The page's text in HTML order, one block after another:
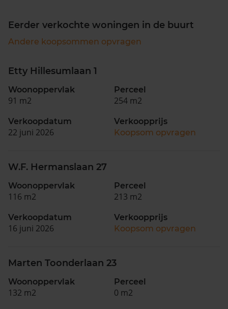
Eerder verkochte woningen in de buurt
Andere koopsommen opvragen
Etty Hillesumlaan 1
Woonoppervlak
91 m2
Perceel
254 m2
Verkoopdatum
22 juni 2026
Verkoopprijs
Koopsom opvragen
W.F. Hermanslaan 27
Woonoppervlak
116 m2
Perceel
213 m2
Verkoopdatum
16 juni 2026
Verkoopprijs
Koopsom opvragen
Marten Toonderlaan 23
Woonoppervlak
132 m2
Perceel
0 m2